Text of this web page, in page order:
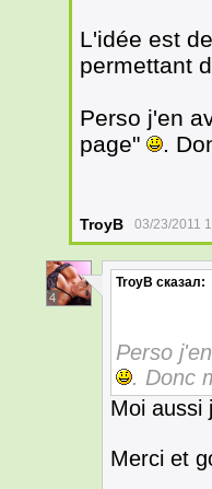
L'idée est
permettant
Perso j'en
page"
.
TroyB 03/23/2011
4
TroyB сказал:
Perso
. Donc
Moi aussi
Merci et